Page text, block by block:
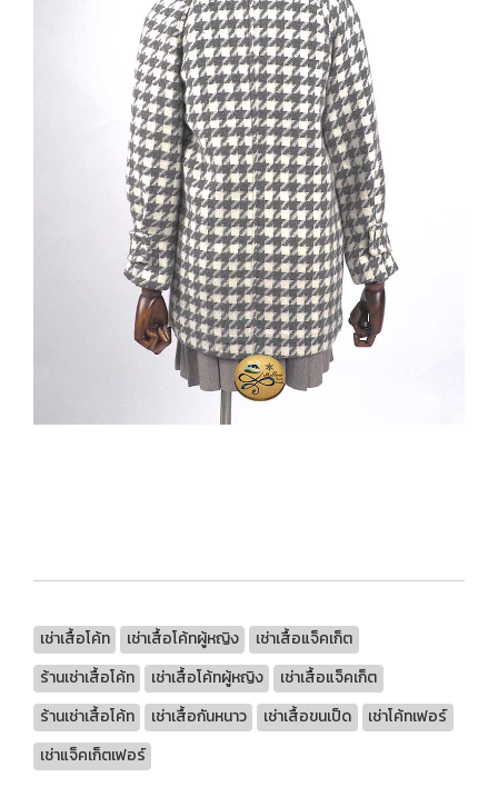
เช่าเสื้อโค้ท เช่าเสื้อโค้ทผู้หญิง
เช่าเสื้อแจ็คเก็ต
ร้านเช่าเสื้อโค้ท
เช่าเสื้อโค้ทผู้หญิง
เช่าเสื้อแจ็คเก็ต
ร้านเช่าเสื้อโค้ท
เช่าเสื้อกันหนาว เช่าเสื้อขนเป็ด
เช่าโค้ทเฟอร์
เช่าแจ็คเก็ตเฟอร์